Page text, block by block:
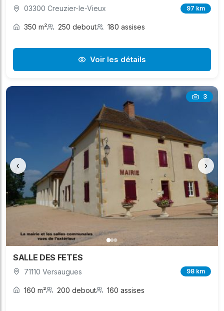
03300 Creuzier-le-Vieux 97 km
350 m² 250 debout 180 assises
Voir les détails
3
‹ ›
SALLE DES FETES
71110 Versaugues 98 km
160 m² 200 debout 160 assises